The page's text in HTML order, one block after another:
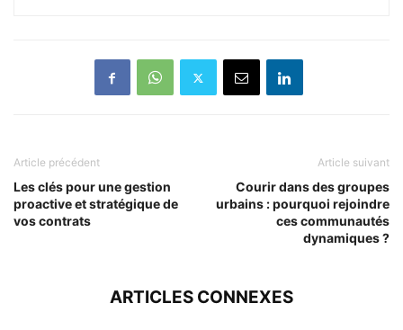
Article précédent
Les clés pour une gestion
proactive et stratégique de
vos contrats
Article suivant
Courir dans des groupes
urbains : pourquoi rejoindre
ces communautés
dynamiques ?
ARTICLES CONNEXES